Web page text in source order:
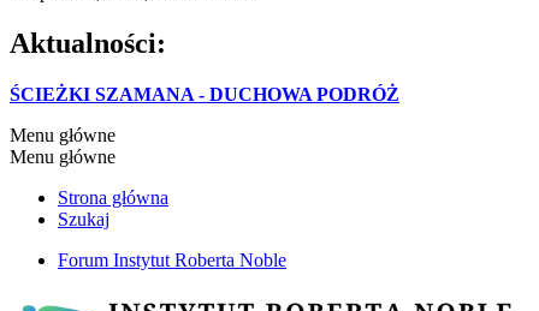
Aktualności:
ŚCIEŻKI SZAMANA - DUCHOWA PODRÓŻ
Menu główne
Menu główne
Strona główna
Szukaj
Forum Instytut Roberta Noble